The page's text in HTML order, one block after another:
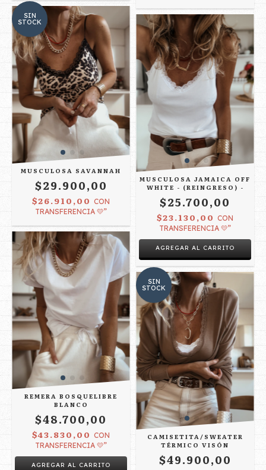
SIN
STOCK
MUSCULOSA SAVANNAH
$29.900,00
$26.910,00 CON
TRANSFERENCIA 💛”
MUSCULOSA JAMAICA OFF
WHITE - (REINGRESO) -
$25.700,00
$23.130,00 CON
TRANSFERENCIA 💛”
AGREGAR AL CARRITO
REMERA BOSQUELIBRE
BLANCO
$48.700,00
$43.830,00 CON
TRANSFERENCIA 💛”
AGREGAR AL CARRITO
SIN
STOCK
CAMISETITA/SWEATER
TÉRMICO VISÓN
$49.900,00